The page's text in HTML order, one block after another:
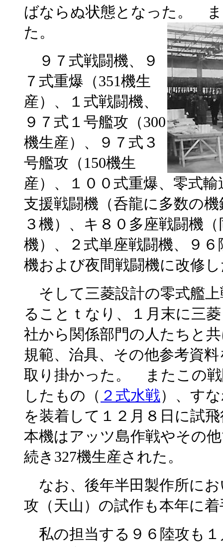
ばならぬ状態となった。 ま
た。
９７式戦闘機、９
７式重爆（351機生
産）、１式戦闘機、
９７式１号艦攻（300
機生産）、９７式３
号艦攻（150機生
産）、１００式重爆、零式
支援戦闘機（呑龍に多数の
３機）、キ８０多座戦闘機
機）、２式単座戦闘機、９
機および夜間戦闘機に改修
そして三菱設計の零式艦
ることｔなり、１月末に三
社から関係部門の人たちと
規範、治具、その他参考資
取り掛かった。 またこの戦
したもの（ ２式水戦）、す
を装着して１２月８日に試
本機はアッツ島作戦やその
続き327機生産された。
なお、後年半田製作所に
攻（天山）の試作も本年に
私の担当する９６陸攻も